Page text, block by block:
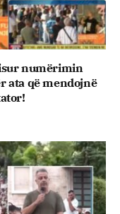
numërimin
ata që mendojnë